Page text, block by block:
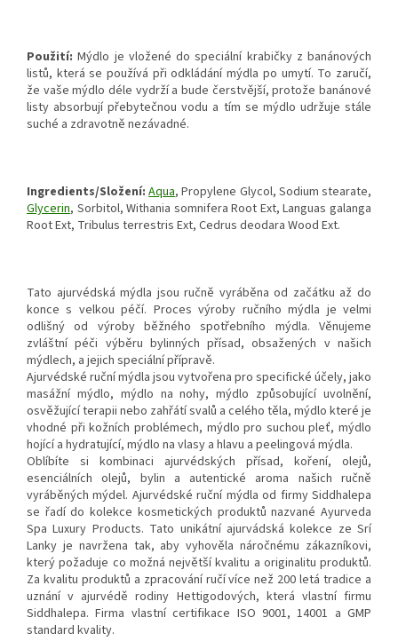
Použití: Mýdlo je vložené do speciální krabičky z banánových
listů, která se používá při odkládání mýdla po umytí. To zaručí,
že vaše mýdlo déle vydrží a bude čerstvější, protože banánové
listy absorbují přebytečnou vodu a tím se mýdlo udržuje stále
suché a zdravotně nezávadné.
Ingredients/Složení:Aqua, Propylene Glycol, Sodium stearate,
Glycerin, Sorbitol, Withania somnifera Root Ext, Languas galanga
Root Ext, Tribulus terrestris Ext, Cedrus deodara Wood Ext.
Tato ajurvédská mýdla jsou ručně vyráběna od začátku až do
konce s velkou péčí. Proces výroby ručního mýdla je velmi
odlišný od výroby běžného spotřebního mýdla. Věnujeme
zvláštní péči výběru bylinných přísad, obsažených v našich
mýdlech, a jejich speciální přípravě.
Ajurvédské ruční mýdla jsou vytvořena pro specifické účely, jako
masážní mýdlo, mýdlo na nohy, mýdlo způsobující uvolnění,
osvěžující terapii nebo zahřátí svalů a celého těla, mýdlo které je
vhodné při kožních problémech, mýdlo pro suchou pleť, mýdlo
hojící a hydratující, mýdlo na vlasy a hlavu a peelingová mýdla.
Oblíbíte si kombinaci ajurvédských přísad, koření, olejů,
esenciálních olejů, bylin a autentické aroma našich ručně
vyráběných mýdel. Ajurvédské ruční mýdla od firmy Siddhalepa
se řadí do kolekce kosmetických produktů nazvané Ayurveda
Spa Luxury Products. Tato unikátní ajurvádská kolekce ze Srí
Lanky je navržena tak, aby vyhověla náročnému zákazníkovi,
který požaduje co možná největší kvalitu a originalitu produktů.
Za kvalitu produktů a zpracování ručí více než 200 letá tradice a
uznání v ajurvédě rodiny Hettigodových, která vlastní firmu
Siddhalepa. Firma vlastní certifikace ISO 9001, 14001 a GMP
standard kvality.